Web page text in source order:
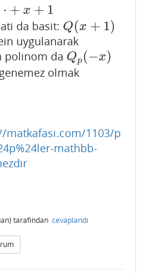
+ x + 1
da basit: Q(x + 1)
Q(x+1)
uygulanarak
polinom da Qp (−x)
Qp(−x)
olmak
matkafasi.com/1103/p
mathbb-
tarafından cevaplandı